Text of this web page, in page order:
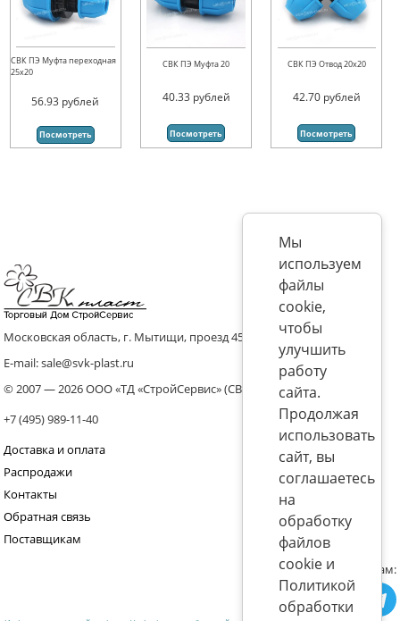
СВК ПЭ Муфта переходная
25х20
56.93 рублей
Посмотреть
СВК ПЭ Муфта 20
40.33 рублей
Посмотреть
СВК ПЭ Отвод 20х20
42.70 рублей
Посмотреть
Московская область, г. Мытищи, проезд 4536 владение 8, стр.10
E-mail: sale@svk-plast.ru
© 2007 — 2026 ООО «ТД «СтройСервис» (СВК)
+7 (495) 989-11-40
Доставка и оплата
Распродажи
Контакты
Обратная связь
Поставщикам
Присоединяйтесь к нам:
Мы
используем
файлы
cookie,
чтобы
улучшить
работу
сайта.
Продолжая
использовать
сайт, вы
соглашаетесь
на
обработку
файлов
cookie и
Политикой
обработки